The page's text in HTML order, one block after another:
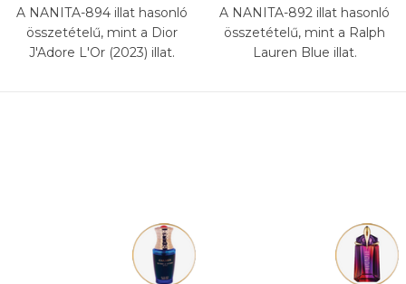
A NANITA-894 illat hasonló
összetételű, mint a Dior
J'Adore L'Or (2023) illat.
A NANITA-892 illat hasonló
összetételű, mint a Ralph
Lauren Blue illat.